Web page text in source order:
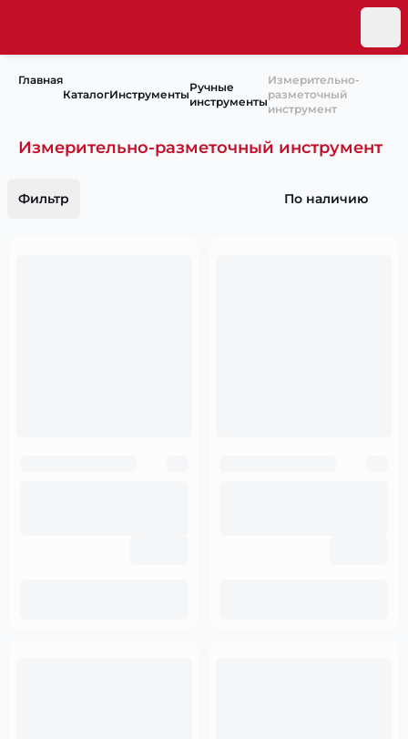
Главная
КаталогИнструменты
Ручные
инструменты
Измерительно-
разметочный
инструмент
Измерительно-разметочный инструмент
Фильтр По наличию